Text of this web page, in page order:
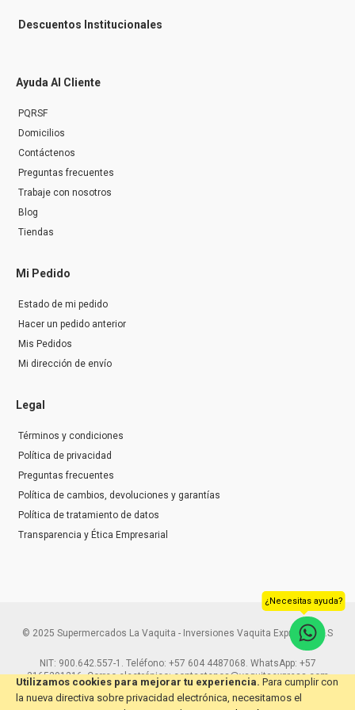
Utilizamos cookies para mejorar tu experiencia. Para cumplir con
la nueva directiva sobre privacidad electrónica, necesitamos el
Descuentos Institucionales
Ayuda Al Cliente
PQRSF
Domicilios
Contáctenos
Preguntas frecuentes
Trabaje con nosotros
Blog
Tiendas
Mi Pedido
Estado de mi pedido
Hacer un pedido anterior
Mis Pedidos
Mi dirección de envío
Legal
Términos y condiciones
Política de privacidad
Preguntas frecuentes
Política de cambios, devoluciones y garantías
Política de tratamiento de datos
Transparencia y Ética Empresarial
© 2025 Supermercados La Vaquita - Inversiones Vaquita Express S.A.S
NIT: 900.642.557-1. Teléfono: +57 604 4487068. WhatsApp: +57
3165291216. Correo electrónico: contactenos@vaquitaexpress.com
¿Necesitas ayuda?